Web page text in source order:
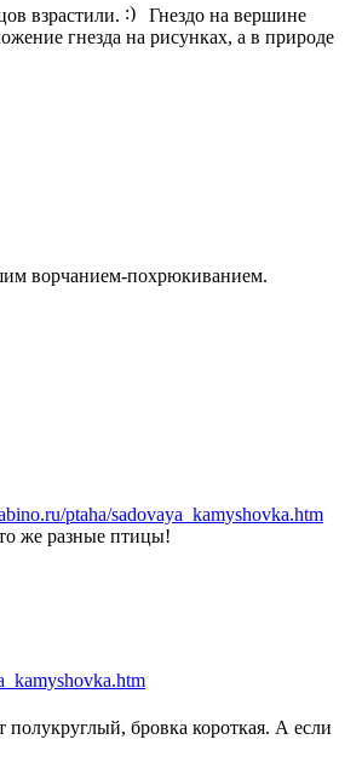
взрастили.
Гнездо на вершине
гнезда на рисунках, а в природе
ворчанием-похрюкиванием.
ptaha/sadovaya_kamyshovka.htm
же разные птицы!
бровка короткая. А если